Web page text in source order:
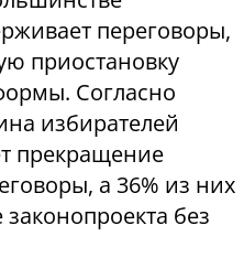
переговоры,
приостановку
Согласно
избирателей
прекращение
а 36% из них
без